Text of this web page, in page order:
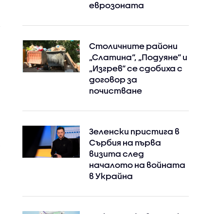
Instagram Facebook
еврозоната
Столичните райони
„Слатина“, „Подуяне“ и
„Изгрев“ се сдобиха с
договор за
почистване
Зеленски пристига в
Сърбия на първа
визита след
началото на войната
в Украйна